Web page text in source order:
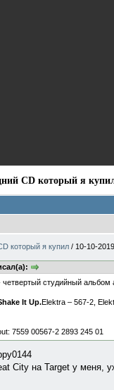
CD который я
который я купил / 10-10-
четвертый студийный
It Up.Elektra – 567-2,
7559 00567-2 2893 245 01
City на Target у меня,